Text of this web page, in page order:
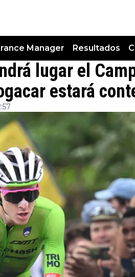
Manager Resultados
lugar el
estará